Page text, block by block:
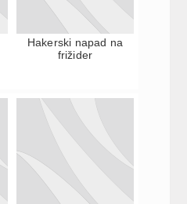
Hakerski napad na
frižider